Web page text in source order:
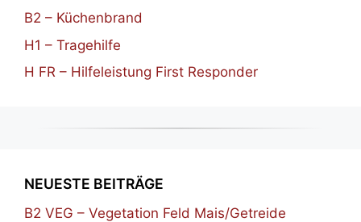
B2 – Küchenbrand
H1 – Tragehilfe
H FR – Hilfeleistung First Responder
NEUESTE BEITRÄGE
B2 VEG – Vegetation Feld Mais/Getreide